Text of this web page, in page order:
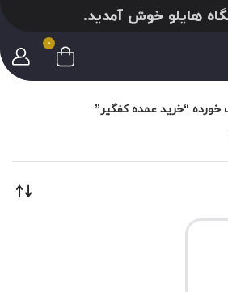
هایلو خوش آمدید.
0
“خرید عمده کفگیر”